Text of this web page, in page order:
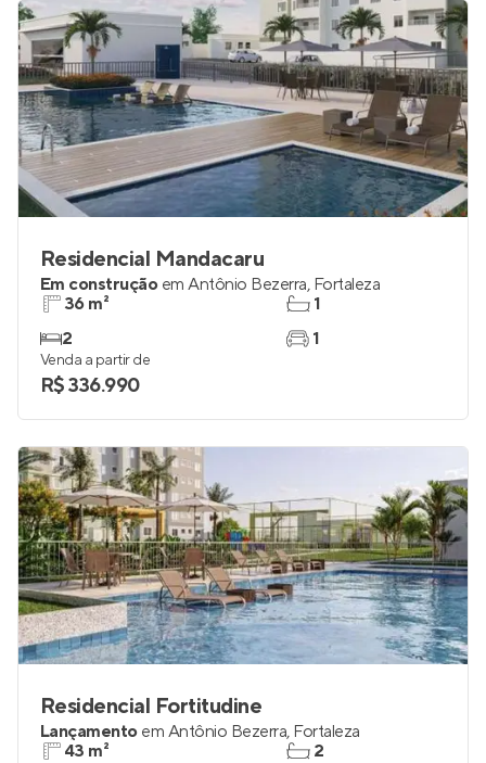
Residencial Mandacaru
Em construção em Antônio Bezerra, Fortaleza
36 m²
2
1
1
Venda a partir de
R$ 336.990
Residencial Fortitudine
Lançamento em Antônio Bezerra, Fortaleza
43 m²
2